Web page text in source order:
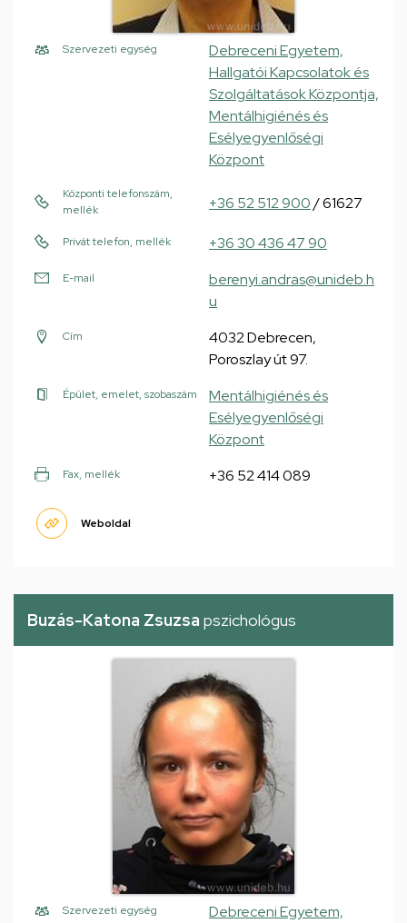
Szervezeti egység
Debreceni Egyetem,
Hallgatói Kapcsolatok és
Szolgáltatások Központja,
Mentálhigiénés és
Esélyegyenlőségi
Központ
Központi telefonszám,
mellék
+36 52 512 900/ 61627
Privát telefon, mellék +36 30 436 47 90
E-mail
berenyi.andras@unideb.h
u
Cím
4032 Debrecen,
Poroszlay út 97.
Épület, emelet, szobaszám
Mentálhigiénés és
Esélyegyenlőségi
Központ
Fax, mellék +36 52 414 089
Weboldal
Buzás-Katona Zsuzsa pszichológus
Szervezeti egység Debreceni Egyetem,